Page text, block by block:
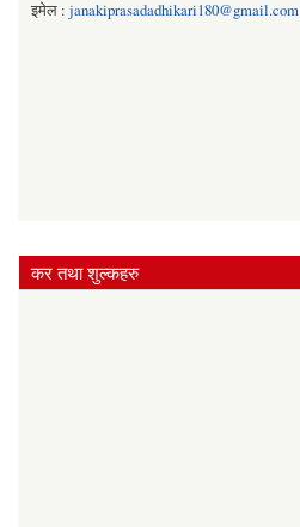
इमेल : janakiprasadadhikari180@gmail.com
कर तथा शुल्कहरु